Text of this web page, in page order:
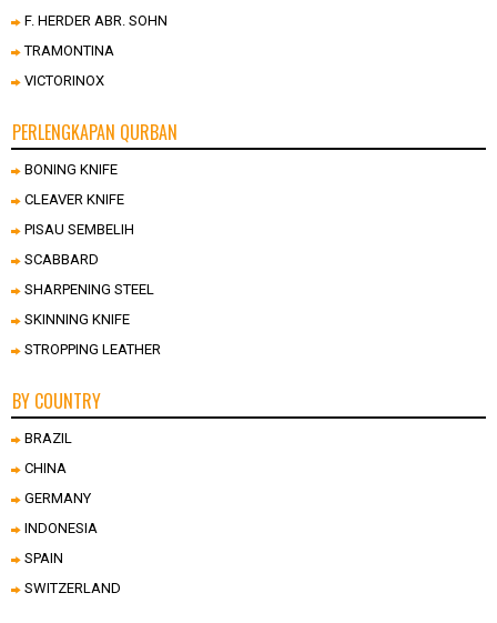
F. HERDER ABR. SOHN
TRAMONTINA
VICTORINOX
PERLENGKAPAN QURBAN
BONING KNIFE
CLEAVER KNIFE
PISAU SEMBELIH
SCABBARD
SHARPENING STEEL
SKINNING KNIFE
STROPPING LEATHER
BY COUNTRY
BRAZIL
CHINA
GERMANY
INDONESIA
SPAIN
SWITZERLAND